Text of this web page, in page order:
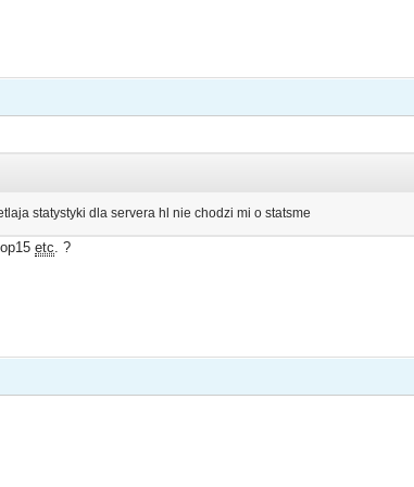
statystyki dla servera hl nie chodzi mi o statsme
etc . ?